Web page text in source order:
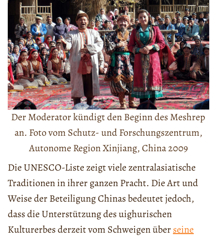
Der Moderator kündigt den Beginn des Meshrep
an. Foto vom Schutz- und Forschungszentrum,
Autonome Region Xinjiang, China 2009
Die UNESCO-Liste zeigt viele zentralasiatische
Traditionen in ihrer ganzen Pracht. Die Art und
Weise der Beteiligung Chinas bedeutet jedoch,
dass die Unterstützung des uighurischen
Kulturerbes derzeit vom Schweigen überseine